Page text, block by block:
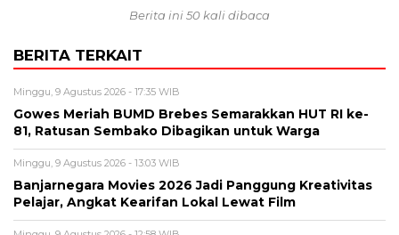
Berita ini 50 kali dibaca
BERITA TERKAIT
Minggu, 9 Agustus 2026 - 17:35 WIB
Gowes Meriah BUMD Brebes Semarakkan HUT RI ke-
81, Ratusan Sembako Dibagikan untuk Warga
Minggu, 9 Agustus 2026 - 13:03 WIB
Banjarnegara Movies 2026 Jadi Panggung Kreativitas
Pelajar, Angkat Kearifan Lokal Lewat Film